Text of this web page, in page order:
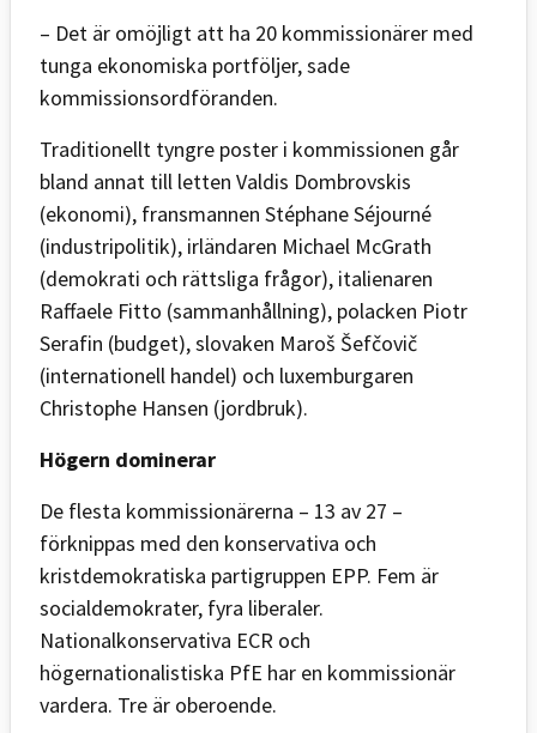
– Det är omöjligt att ha 20 kommissionärer med
tunga ekonomiska portföljer, sade
kommissionsordföranden.
Traditionellt tyngre poster i kommissionen går
bland annat till letten Valdis Dombrovskis
(ekonomi), fransmannen Stéphane Séjourné
(industripolitik), irländaren Michael McGrath
(demokrati och rättsliga frågor), italienaren
Raffaele Fitto (sammanhållning), polacken Piotr
Serafin (budget), slovaken Maroš Šefčovič
(internationell handel) och luxemburgaren
Christophe Hansen (jordbruk).
Högern dominerar
De flesta kommissionärerna – 13 av 27 –
förknippas med den konservativa och
kristdemokratiska partigruppen EPP. Fem är
socialdemokrater, fyra liberaler.
Nationalkonservativa ECR och
högernationalistiska PfE har en kommissionär
vardera. Tre är oberoende.